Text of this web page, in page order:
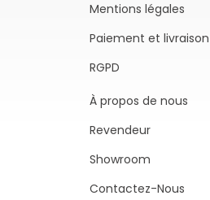
Mentions légales
Paiement et livraison
RGPD
À propos de nous
Revendeur
Showroom
Contactez-Nous